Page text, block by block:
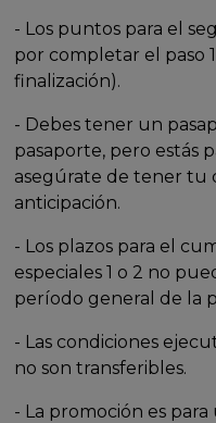
- Los puntos para el
por completar el paso
finalización).
- Debes tener un
pasaporte, pero estás
asegúrate de tener tu
anticipación.
- Los plazos para el
especiales 1 o 2 no
período general de la
- Las condiciones
no son transferibles.
- La promoción es